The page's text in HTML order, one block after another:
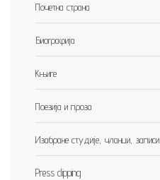
Почетна страна
Биографија
Књиге
Поезија и проза
Изабране студије, чланци, записи
Press clipping